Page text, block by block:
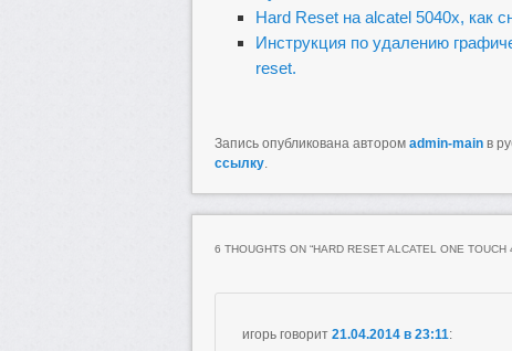
Hard Reset на alcatel 5040x, как
Инструкция по удалению
reset.
Запись опубликована автором admin-mainв
ссылку.
6 THOUGHTS ON “HARD RESET ALCATEL ONE
игорь говорит 21.04.2014 в 23:11: